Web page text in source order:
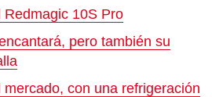
10S Pro
pero también su
con una refrigeración